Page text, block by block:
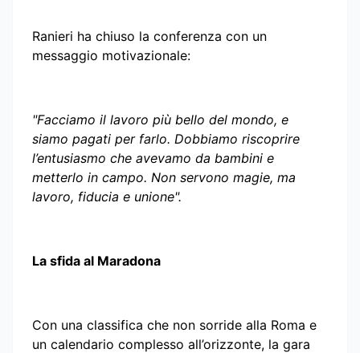
Ranieri ha chiuso la conferenza con un
messaggio motivazionale:
"Facciamo il lavoro più bello del mondo, e
siamo pagati per farlo. Dobbiamo riscoprire
l’entusiasmo che avevamo da bambini e
metterlo in campo. Non servono magie, ma
lavoro, fiducia e unione".
La sfida al Maradona
Con una classifica che non sorride alla Roma e
un calendario complesso all’orizzonte, la gara